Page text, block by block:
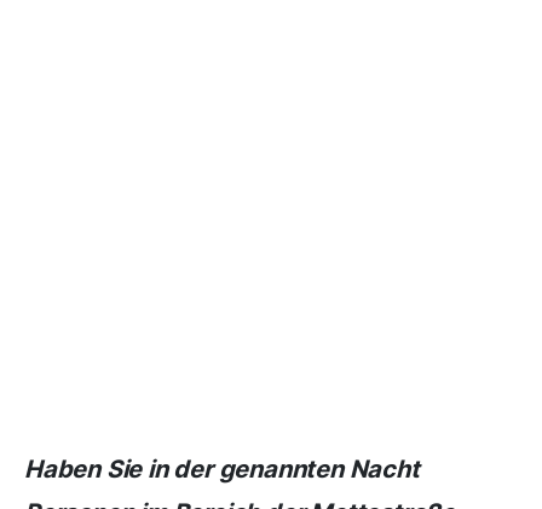
Haben Sie in der genannten Nacht